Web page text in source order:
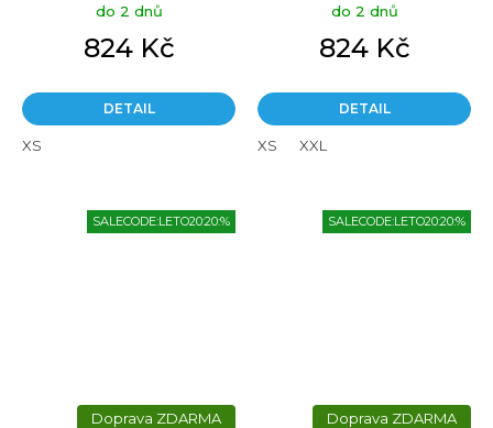
do 2 dnů
824 Kč
DETAIL
XS
do 2 dnů
824 Kč
DETAIL
XS XXL
SALECODE:LETO20:20:%
ZDARMA
SALECODE:LETO20:20:%
ZDARMA